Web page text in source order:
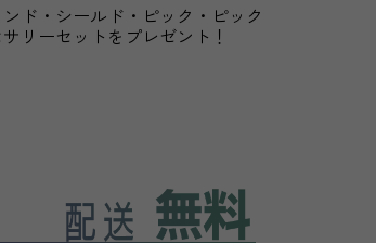
ド・シールド・ピック・ピック
リーセットをプレゼント！